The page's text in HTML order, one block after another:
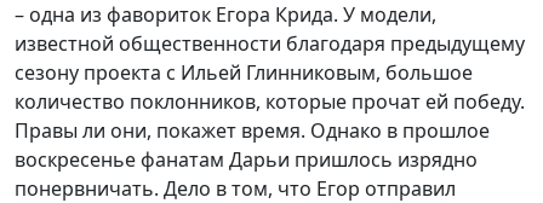
– одна из фавориток Егора Крида. У модели,
известной общественности благодаря предыдущему
сезону проекта с Ильей Глинниковым, большое
количество поклонников, которые прочат ей победу.
Правы ли они, покажет время. Однако в прошлое
воскресенье фанатам Дарьи пришлось изрядно
понервничать. Дело в том, что Егор отправил